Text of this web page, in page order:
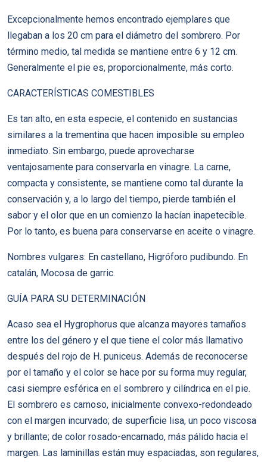
Excepcionalmente hemos encontrado ejemplares que
llegaban a los 20 cm para el diámetro del sombrero. Por
término medio, tal medida se mantiene entre 6 y 12 cm.
Generalmente el pie es, proporcionalmente, más corto.
CARACTERÍSTICAS COMESTIBLES
Es tan alto, en esta especie, el contenido en sustancias
similares a la trementina que hacen imposible su empleo
inmediato. Sin embargo, puede aprovecharse
ventajosamente para conservarla en vinagre. La carne,
compacta y consistente, se mantiene como tal durante la
conservación y, a lo largo del tiempo, pierde también el
sabor y el olor que en un comienzo la hacían inapetecible.
Por lo tanto, es buena para conservarse en aceite o vinagre.
Nombres vulgares: En castellano, Higróforo pudibundo. En
catalán, Mocosa de garric.
GUÍA PARA SU DETERMINACIÓN
Acaso sea el Hygrophorus que alcanza mayores tamaños
entre los del género y el que tiene el color más llamativo
después del rojo de H. puniceus. Además de reconocerse
por el tamaño y el color se hace por su forma muy regular,
casi siempre esférica en el sombrero y cilíndrica en el pie.
El sombrero es carnoso, inicialmente convexo-redondeado
con el margen incurvado; de superficie lisa, un poco viscosa
y brillante; de color rosado-encarnado, más pálido hacia el
margen. Las laminillas están muy espaciadas, son regulares,